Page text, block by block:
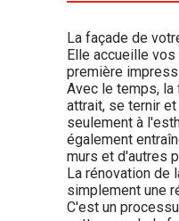
La façade de
Elle accueille
première
Avec le temps,
attrait, se ternir
seulement à
également
murs et d'autres
La rénovation de
simplement une
C'est un